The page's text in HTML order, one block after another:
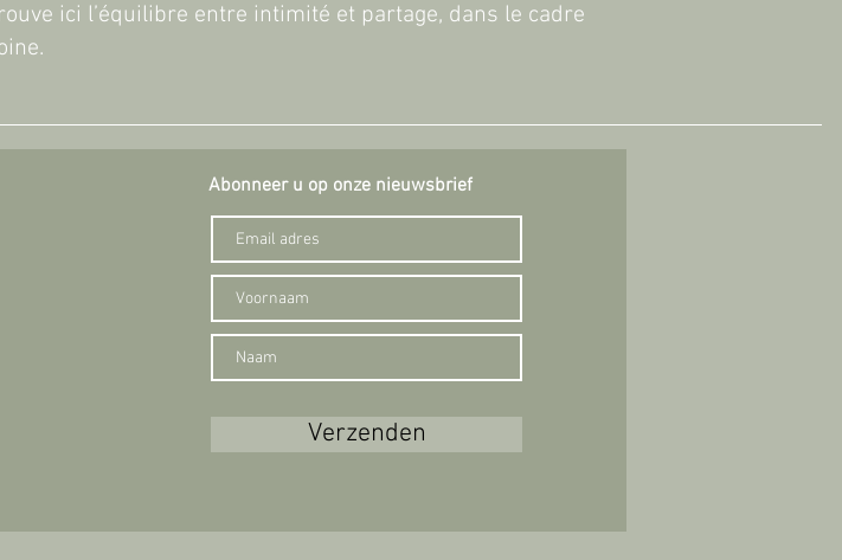
ici l’équilibre entre intimité et partage, dans le cadre
Abonneer u op onze nieuwsbrief
Verzenden